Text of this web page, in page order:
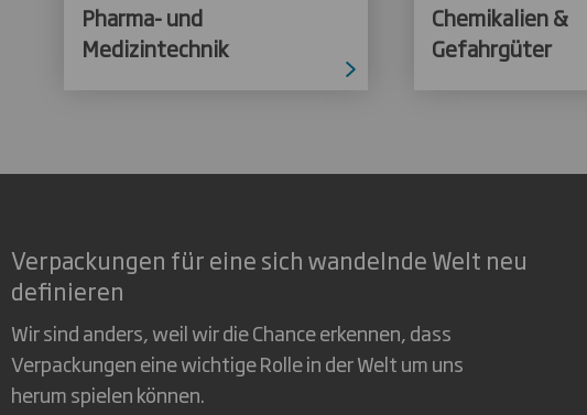
Pharma- und
Medizintechnik
Chemikalien &
Gefahrgüter
Verpackungen für eine sich wandelnde Welt neu
definieren
Wir sind anders, weil wir die Chance erkennen, dass
Verpackungen eine wichtige Rolle in der Welt um uns
herum spielen können.